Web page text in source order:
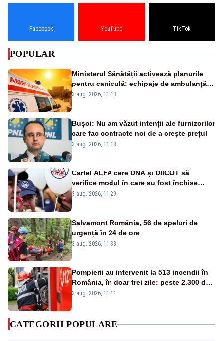
Facebook YouTube TikTok
POPULAR
Ministerul Sănătății activează planurile
pentru caniculă: echipaje de ambulanță
suplimentate, stocuri de medicamente
3 aug. 2026, 11:13
Bușoi: Nu am văzut intenții ale furnizorilor
care fac contracte noi de a crește prețul
3 aug. 2026, 11:18
Cartel ALFA cere DNA și DIICOT să
verifice modul în care au fost închise
centralele pe cărbune
3 aug. 2026, 11:29
Salvamont România, 56 de apeluri de
urgență în 24 de ore
3 aug. 2026, 11:33
Pompierii au intervenit la 513 incendii în
România, în doar trei zile: peste 2.300 de
hectare de teren au fost afectate
3 aug. 2026, 11:11
CATEGORII POPULARE